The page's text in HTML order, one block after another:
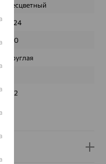
Бесцветный
0,24
120
Круглая
2/2